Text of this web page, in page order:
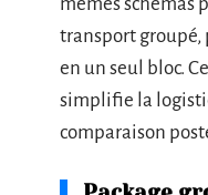
transport groupé,
en un seul bloc.
simplifie la
comparaison